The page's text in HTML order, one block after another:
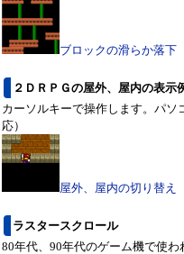
ブロックの滑らか落下
２ＤＲＰＧの屋外、屋内の表示
カーソルキーで操作します。パ
応）
屋外、屋内の切り替え
ラスタースクロール
80年代、90年代のゲーム機で使わ